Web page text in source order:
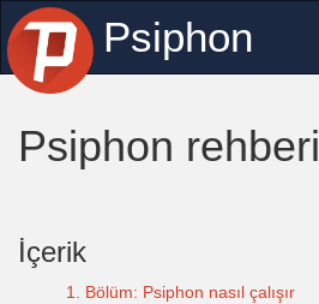
Psiphon
Psiphon rehberi
İçerik
1. Bölüm: Psiphon nasıl çalışır